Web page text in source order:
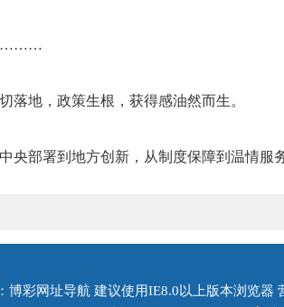
落地，政策生根，获得感油然而生。
央部署到地方创新，从制度保障到温情服
博彩网址导航 建议使用IE8.0以上版本浏览器